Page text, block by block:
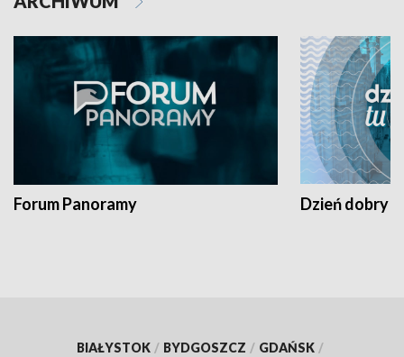
Forum Panoramy Dzień dobry
BIAŁYSTOK / BYDGOSZCZ / GDAŃSK /